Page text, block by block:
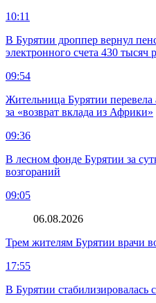
10:11
В Бурятии дроппер вернул
электронного счета 430 тысяч
09:54
Жительница Бурятии
за «возврат вклада из Африки»
09:36
В лесном фонде Бурятии за
возгораний
09:05
06.08.2026
Трем жителям Бурятии врачи
17:55
В Бурятии